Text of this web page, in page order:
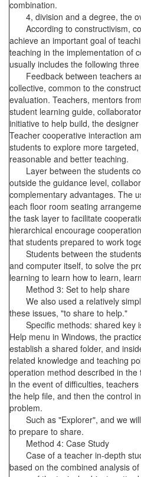
combination.
4, division and a degree, the
According to constructivism,
achieve an important goal of
teaching in the implementation of
usually includes the following
Feedback between teachers
collective, common to the
evaluation. Teachers, mentors
student learning guide,
initiative to help build, the
Teacher cooperative interaction
students to explore more
reasonable and better teaching.
Layer between the students
outside the guidance level,
complementary advantages. The
each floor room seating
the task layer to facilitate
hierarchical encourage
that students prepared to work
Students between the
and computer itself, to solve the
learning to learn how to learn,
Method 3: Set to help share
We also used a relatively
these issues, "to share to help."
Specific methods: shared key
Help menu in Windows, the
establish a shared folder, and
related knowledge and teaching
operation method described in
in the event of difficulties,
the help file, and then the control
problem.
Such as "Explorer", and we will
to prepare to share.
Method 4: Case Study
Case of a teacher in-depth
based on the combined analysis